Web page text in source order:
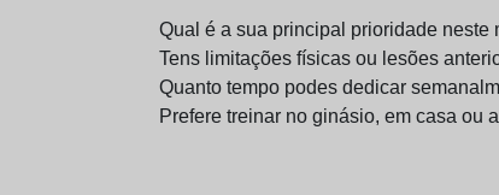
Qual é a sua principal prioridade neste
Tens limitações físicas ou lesões
Quanto tempo podes dedicar
Prefere treinar no ginásio, em casa ou